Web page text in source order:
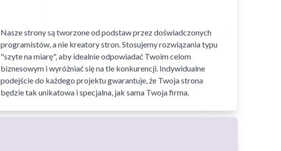
Nasze strony są tworzone od podstaw przez doświadczonych
programistów, a nie kreatory stron. Stosujemy rozwiązania typu
"szyte na miarę", aby idealnie odpowiadać Twoim celom
biznesowym i wyróżniać się na tle konkurencji. Indywidualne
podejście do każdego projektu gwarantuje, że Twoja strona
będzie tak unikatowa i specjalna, jak sama Twoja firma.